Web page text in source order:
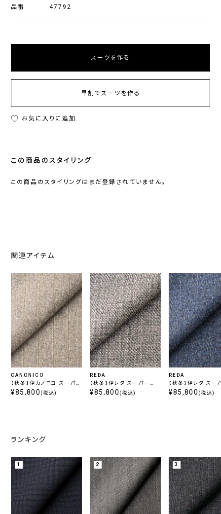
品番 47792
スーツを作る
早割でスーツを作る
お気に入りに追加
この商品のスタイリング
この商品のスタイリングはまだ登録されていません。
関連アイテム
CANONICO
【秋冬】伊カノニコ スーパー
120’s フランネル ライトグ
¥85,800 (税込)
REDA
【秋冬】伊レダ スーパー
110's フランネル ライトグ
¥85,800 (税込)
REDA
【秋冬】伊レダ スー
110's フランネル
¥85,800 (税込)
ランキング
1 2 3